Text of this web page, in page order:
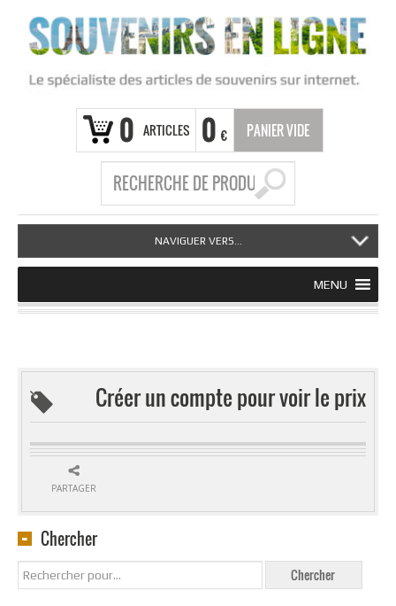
0 ARTICLES 0 € PANIER VIDE
NAVIGUER VERS...
MENU
Créer un compte pour voir le prix
PARTAGER
Chercher